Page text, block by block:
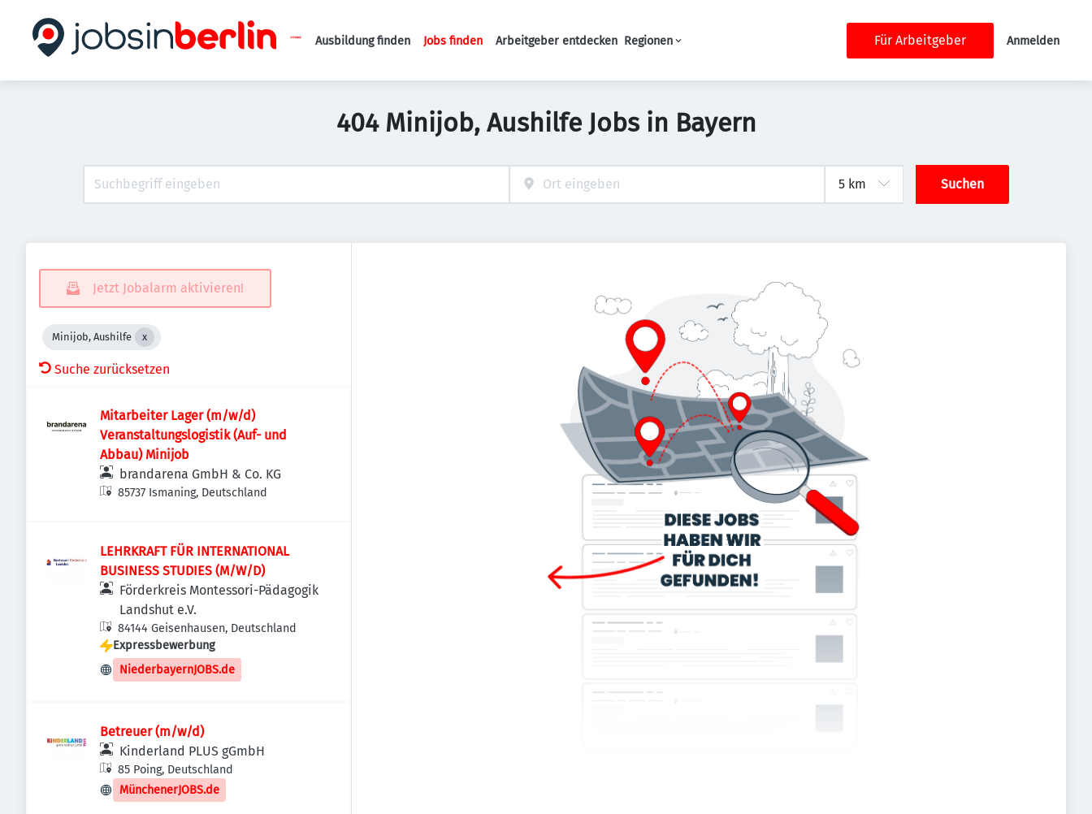
Haupt-Navigation
Ausbildung finden Jobs finden Arbeitgeber entdecken Regionen Für Arbeitgeber Anmelden
404 Minijob, Aushilfe Jobs in Bayern
Suchen
Jetzt Jobalarm aktivieren!
Minijob, Aushilfe
Suche zurücksetzen
Mitarbeiter Lager (m/w/d)
Veranstaltungslogistik (Auf- und
Abbau) Minijob
brandarena GmbH & Co. KG
85737 Ismaning, Deutschland
LEHRKRAFT FÜR INTERNATIONAL
BUSINESS STUDIES (M/W/D)
Förderkreis Montessori-Pädagogik
Landshut e.V.
84144 Geisenhausen, Deutschland
Expressbewerbung
NiederbayernJOBS.de
Betreuer (m/w/d)
Kinderland PLUS gGmbH
85 Poing, Deutschland
MünchenerJOBS.de